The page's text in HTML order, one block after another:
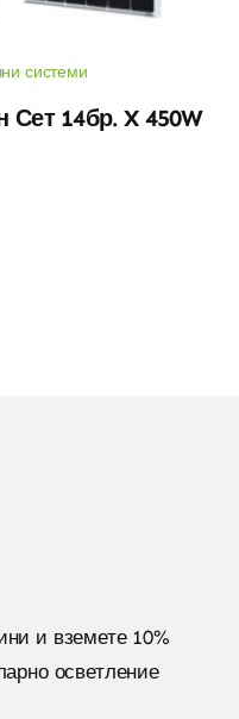
системи
14бр. X 450W
и вземете 10%
осветление